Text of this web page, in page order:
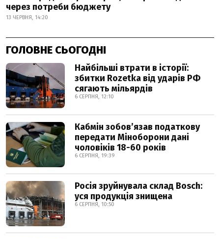
через потреби бюджету
13 ЧЕРВНЯ, 14:20
ГОЛОВНЕ СЬОГОДНІ
Найбільші втрати в історії:
збитки Rozetka від ударів РФ
сягають мільярдів
6 СЕРПНЯ, 12:10
Кабмін зобовʼязав податкову
передати Міноборони дані
чоловіків 18-60 років
6 СЕРПНЯ, 19:39
Росія зруйнувала склад Bosch:
уся продукція знищена
6 СЕРПНЯ, 10:50